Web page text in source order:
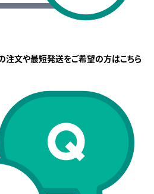
注文や最短発送をご希望の方はこちら